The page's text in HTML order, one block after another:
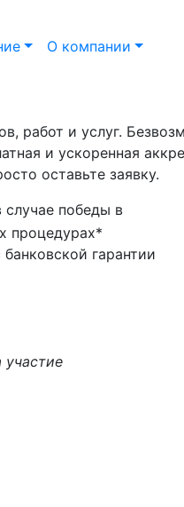
О компании
работ и услуг.
и ускоренная
оставьте заявку.
случае победы в
процедурах*
гарантии
участие